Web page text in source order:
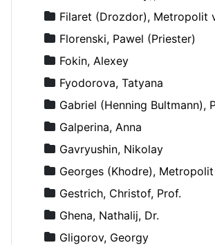
Filaret (Drozdor), Metropolit
Florenski, Pawel (Priester)
Fokin, Alexey
Fyodorova, Tatyana
Gabriel (Henning Bultmann),
Galperina, Anna
Gavryushin, Nikolay
Georges (Khodre), Metropolit
Gestrich, Christof, Prof.
Ghena, Nathalij, Dr.
Gligorov, Georgy